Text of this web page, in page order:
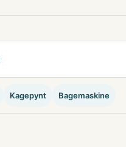
Kagepynt Bagemaskine